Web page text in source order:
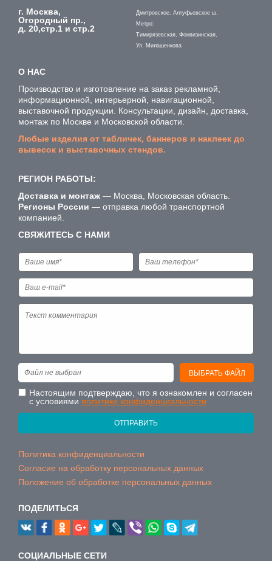
г. Москва,
Огородный пр.,
д. 20,стр.1 и стр.2
Дмитровское, Алтуфьевское ш.
Метро:
Тимирязевская, Фонвизинская,
Ул. Милашенкова
О НАС
Производство и изготовление на заказ рекламной,
информационной, интерьерной, навигационной,
выставочной продукции. Консультации, дизайн, доставка,
монтаж по Москве и Московской области.
Любые изделия от табличек, баннеров и наклеек до
вывесок и выставочных стендов.
РЕГИОН РАБОТЫ:
Доставка и монтаж — Москва, Московская область.
Регионы России — отправка любой транспортной
компанией.
СВЯЖИТЕСЬ С НАМИ
ВЫБРАТЬ ФАЙЛ
Файл не выбран
Настоящим подтверждаю, что я ознакомлен и согласен
с условиями политики конфиденциальности
ОТПРАВИТЬ
Политика конфиденциальности
Согласие на обработку персональных данных
Положение об обработке персональных данных
ПОДЕЛИТЬСЯ
CОЦИАЛЬНЫЕ СЕТИ